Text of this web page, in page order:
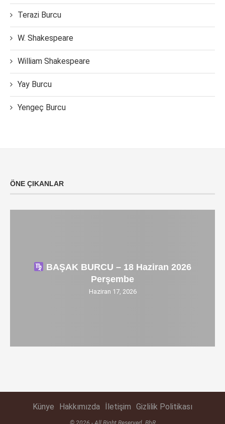
Terazi Burcu
W. Shakespeare
William Shakespeare
Yay Burcu
Yengeç Burcu
ÖNE ÇIKANLAR
BAŞAK BURCU – 18 Haziran 2026
Perşembe
Haziran 17, 2026
Künye Hakkımızda İletişim Gizlilik Politikası